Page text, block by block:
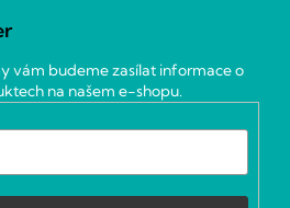
vám budeme zasílat informace o
na našem e-shopu.